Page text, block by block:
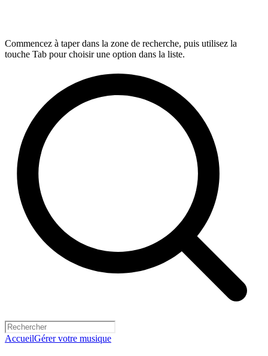
Commencez à taper dans la zone de recherche, puis utilisez la
touche Tab pour choisir une option dans la liste.
AccueilGérer votre musique